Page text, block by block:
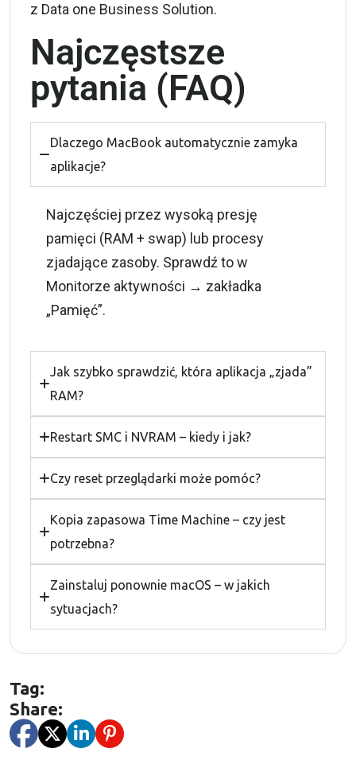
z Data one Business Solution.
Najczęstsze
pytania (FAQ)
Dlaczego MacBook automatycznie zamyka
aplikacje?
Najczęściej przez wysoką presję
pamięci (RAM + swap) lub procesy
zjadające zasoby. Sprawdź to w
Monitorze aktywności → zakładka
„Pamięć”.
Jak szybko sprawdzić, która aplikacja „zjada”
RAM?
Restart SMC i NVRAM – kiedy i jak?
Czy reset przeglądarki może pomóc?
Kopia zapasowa Time Machine – czy jest
potrzebna?
Zainstaluj ponownie macOS – w jakich
sytuacjach?
Tag:
Share: